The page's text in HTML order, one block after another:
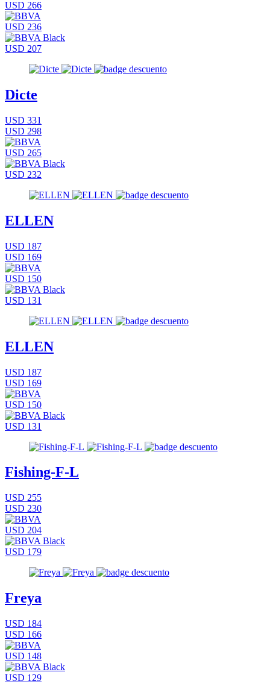
USD 266
USD 236
USD 207
Dicte
USD 331
USD 298
USD 265
USD 232
ELLEN
USD 187
USD 169
USD 150
USD 131
ELLEN
USD 187
USD 169
USD 150
USD 131
Fishing-F-L
USD 255
USD 230
USD 204
USD 179
Freya
USD 184
USD 166
USD 148
USD 129